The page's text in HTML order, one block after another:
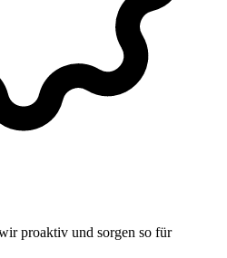
proaktiv und sorgen so für